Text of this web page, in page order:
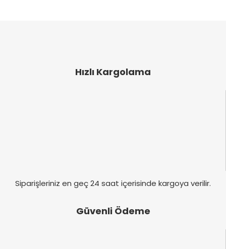
Ürün bilgilerinde hatalar bulunuyor.
Hızlı Kargolama
Siparişleriniz en geç 24 saat içerisinde kargoya verilir.
Güvenli Ödeme